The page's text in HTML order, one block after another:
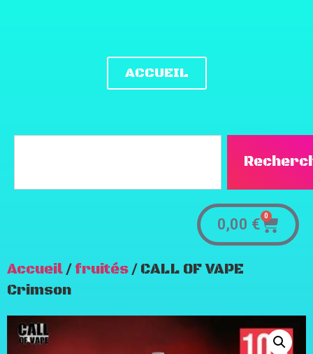
ACCUEIL
0,00 € 0
Accueil/ fruités/ CALL OF VAPE
Crimson